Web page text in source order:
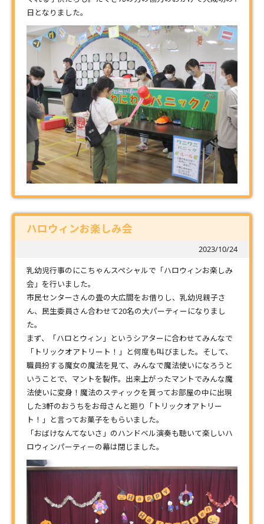
日となりました。
ハロウィンお楽しみ会
2023/10/24
乳幼児行事のにこちゃんスペシャルで「ハロウィンお楽しみ
会」を行いました。
市民センターさんの畳の大広間をお借りし、乳幼児親子さ
ん、民生委員さん合わせて20名の大パーティーになりまし
た。
まず、「ハロとウィン」というシアターに合わせてみんなで
「トリックオアトリート！」と何度も叫びました。そして、
職員扮する魔女の魔法を見て、みんなで魔法使いになろうと
いうことで、マントを製作。出来上がったマントでみんな魔
法使いに変身！魔法のスティックを貰ってお部屋の中に出現
した3軒のおうちをお母さんと廻り「トリックオアトリー
ト！」と言ってお菓子をもらいました。
「おばけなんてないさ」のハンドベル演奏も聴いて楽しいハ
ロウィンパーティーの幕は閉じました。